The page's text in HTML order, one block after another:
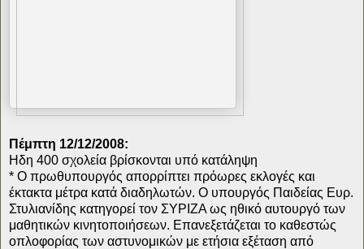
Πέμπτη 12/12/2008:
Ηδη 400 σχολεία βρίσκονται υπό κατάληψη
* Ο πρωθυπουργός απορρίπτει πρόωρες εκλογές και
έκτακτα μέτρα κατά διαδηλωτών. Ο υπουργός Παιδείας Ευρ.
Στυλιανίδης κατηγορεί τον ΣΥΡΙΖΑ ως ηθικό αυτουργό των
μαθητικών κινητοποιήσεων. Επανεξετάζεται το καθεστώς
οπλοφορίας των αστυνομικών με ετήσια εξέταση από